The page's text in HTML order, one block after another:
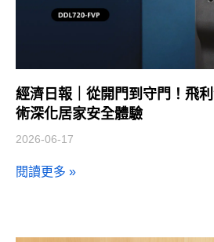
經濟日報｜從開門到守門！飛
術深化居家安全體驗
2026-06-17
閱讀更多 »